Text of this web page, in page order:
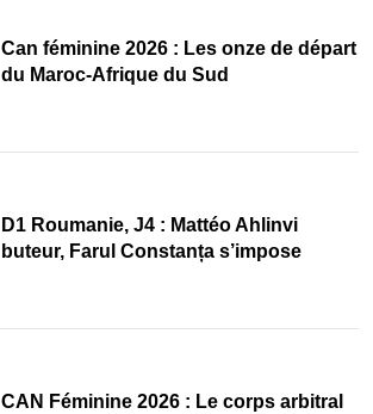
‎Can féminine 2026 : Les onze de départ
du Maroc-Afrique du Sud
D1 Roumanie, J4 : Mattéo Ahlinvi
buteur, Farul Constanța s’impose
‎CAN Féminine 2026 : Le corps arbitral